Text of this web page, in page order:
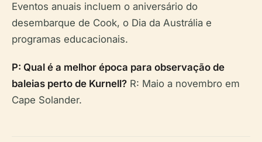
Eventos anuais incluem o aniversário do
desembarque de Cook, o Dia da Austrália e
programas educacionais.
P: Qual é a melhor época para observação de
baleias perto de Kurnell? R: Maio a novembro em
Cape Solander.